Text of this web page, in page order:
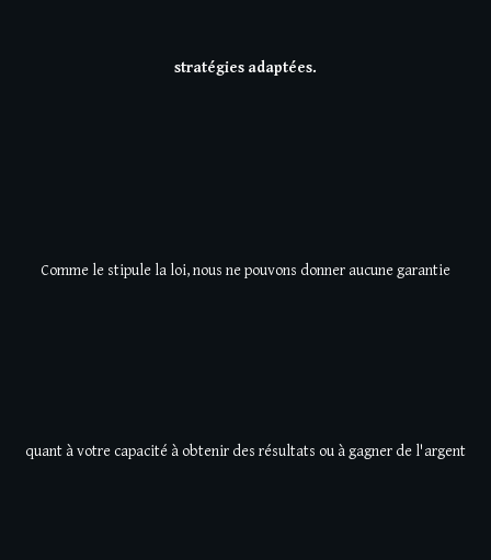
stratégies adaptées.
Comme le stipule la loi, nous ne pouvons donner aucune garantie
quant à votre capacité à obtenir des résultats ou à gagner de l'argent